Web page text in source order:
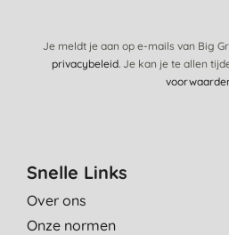
Je meldt je aan op e-mails van Big
privacybeleid. Je kan je te allen
Snelle Links
Over ons
Onze normen